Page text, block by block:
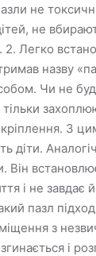
не
не
2. Легко
назву
Чи не
кріплення. З
діти.
Він
і не завдає
пазл
з
і